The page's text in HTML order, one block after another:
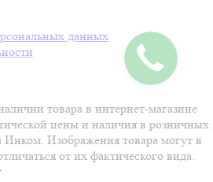
данных
товара в интернет-магазине
цены и наличия в розничных
Инком. Изображения товара могут в
от их фактического вида.